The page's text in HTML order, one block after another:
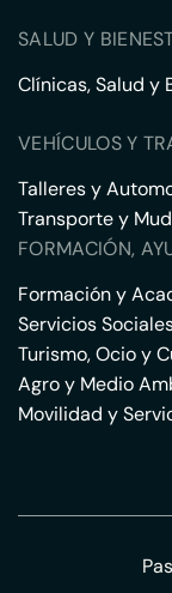
SALUD Y
Clínicas, Salud y
VEHÍCULOS Y
Talleres y
Transporte y
FORMACIÓN,
Formación y
Servicios
Turismo, Ocio y
Agro y Medio
Movilidad y